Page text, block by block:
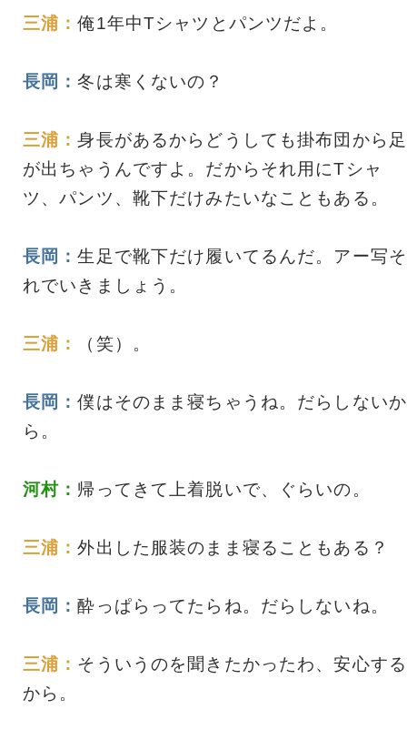
三浦：俺1年中Tシャツとパンツだよ。
長岡：冬は寒くないの？
三浦：身長があるからどうしても掛布団から足
が出ちゃうんですよ。だからそれ用にTシャ
ツ、パンツ、靴下だけみたいなこともある。
長岡：生足で靴下だけ履いてるんだ。アー写そ
れでいきましょう。
三浦： （笑）。
長岡：僕はそのまま寝ちゃうね。だらしないか
ら。
河村： 帰ってきて上着脱いで、ぐらいの。
三浦：外出した服装のまま寝ることもある？
長岡：酔っぱらってたらね。だらしないね。
三浦： そういうのを聞きたかったわ、安心する
から。